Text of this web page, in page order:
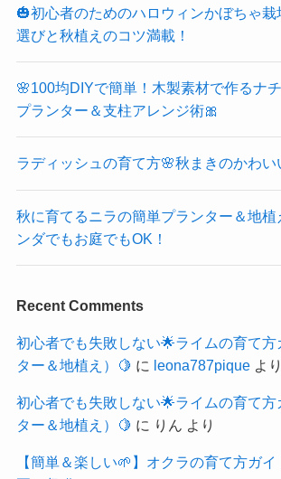
🎃初心者のためのハロウィンかぼちゃ
選びと秋植えのコツ満載！
🌸100均DIYで簡単！木製素材で作るナ
プランター＆支柱アレンジ術🎀
ラディッシュの育て方🌸秋まきのかわい
秋に育てるニラの簡単プランター＆地植
ンダでもお庭でもOK！
Recent Comments
初心者でも失敗しない🌟ライムの育て方
ター＆地植え）🍋 に leona787piqueより
初心者でも失敗しない🌟ライムの育て方
ター＆地植え）🍋 に りん より
【簡単＆楽しい🌱】オクラの育て方ガイ